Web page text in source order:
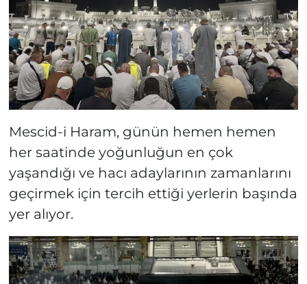
Mescid-i Haram, günün hemen hemen
her saatinde yoğunluğun en çok
yaşandığı ve hacı adaylarının zamanlarını
geçirmek için tercih ettiği yerlerin başında
yer alıyor.